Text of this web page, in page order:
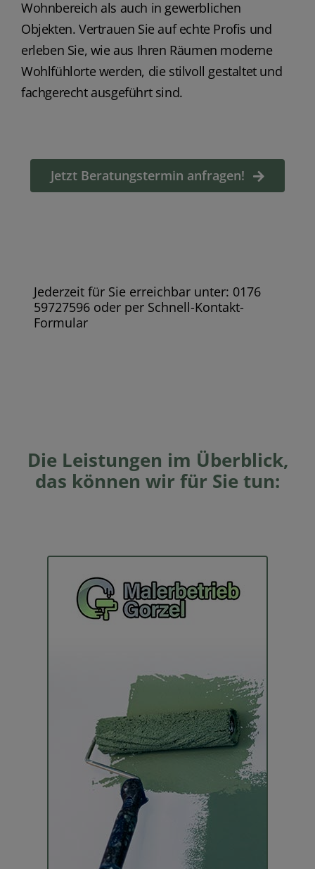
Wohnbereich als auch in gewerblichen
Objekten. Vertrauen Sie auf echte Profis und
erleben Sie, wie aus Ihren Räumen moderne
Wohlfühlorte werden, die stilvoll gestaltet und
fachgerecht ausgeführt sind.
Jetzt Beratungstermin anfragen!
Jederzeit für Sie erreichbar unter: 0176
59727596 oder per Schnell-Kontakt-
Formular
Die Leistungen im Überblick,
das können wir für Sie tun: